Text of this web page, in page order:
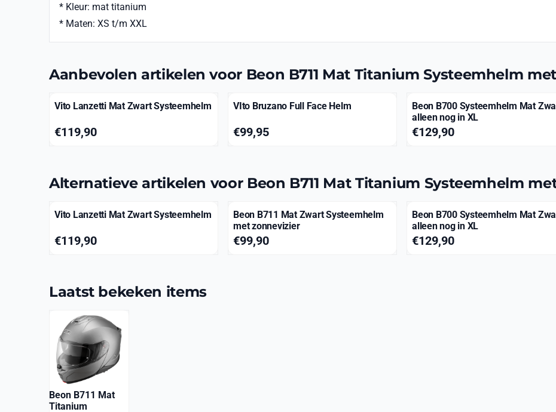
* Kleur: mat titanium
* Maten: XS t/m XXL
Aanbevolen artikelen voor Beon B711 Mat Titanium Systeemhelm
Vito Lanzetti Mat Zwart Systeemhelm
Prijs: 119,90
€119,90
VIto Bruzano Full Face Helm
Prijs: 99,95
€99,95
Beon B700 Systeemhelm Mat
alleen nog in XL
Prijs: 129,90
€129,90
Alternatieve artikelen voor Beon B711 Mat Titanium Systeemhelm
Vito Lanzetti Mat Zwart Systeemhelm
Prijs: 119,90
€119,90
Beon B711 Mat Zwart Systeemhelm
met zonnevizier
Prijs: 99,90
€99,90
Beon B700 Systeemhelm Mat
alleen nog in XL
Prijs: 129,90
€129,90
Laatst bekeken items
Beon B711 Mat
Titanium